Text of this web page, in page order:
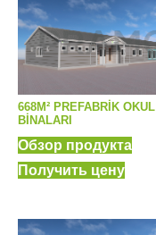
668M² PREFABRİK OKUL
BINALARI
Обзор продукта
Получить цену